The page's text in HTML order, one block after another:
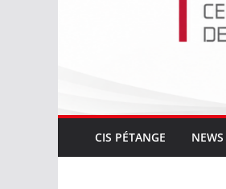
CIS PÉTANGE NEWS